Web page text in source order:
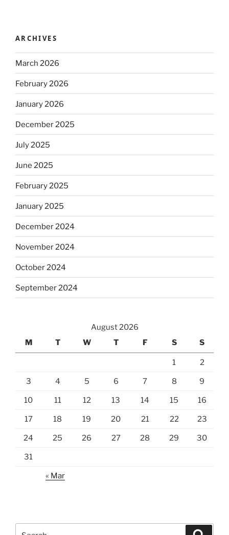
ARCHIVES
March 2026
February 2026
January 2026
December 2025
July 2025
June 2025
February 2025
January 2025
December 2024
November 2024
October 2024
September 2024
August 2026
M
T W T F S S
1 2
3 4 5 6 7 8 9
10 11 12 13 14 15 16
17 18 19 20 21 22 23
24 25 26 27 28 29 30
31
« Mar